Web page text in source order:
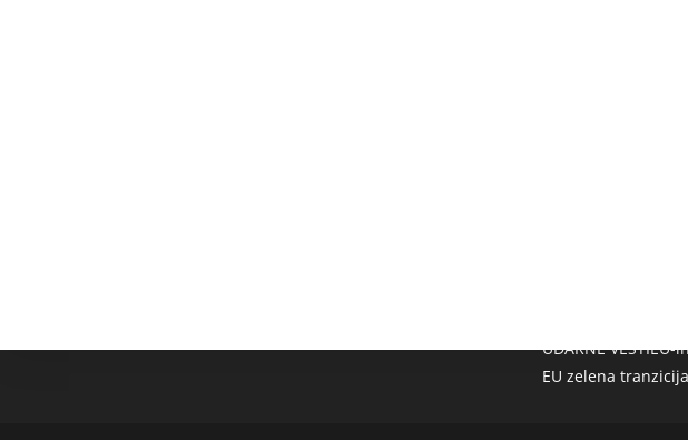
UDARNE VESTIEU-
EU zelena tranzicija